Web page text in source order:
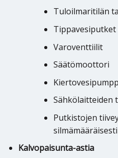
Tuloilmaritilän
Tippavesiputket
Varoventtiilit
Säätömoottori
Sähkölaitteiden
Putkistojen
silmämääräisesti
Kalvopaisunta-astia